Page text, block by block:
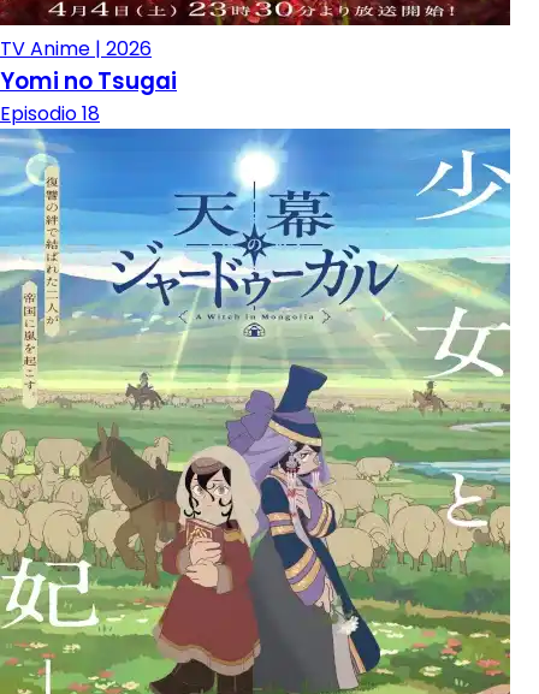
TV Anime | 2026
Yomi no Tsugai
Episodio 18